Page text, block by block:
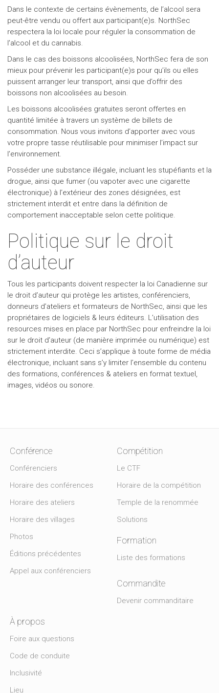
Dans le contexte de certains évènements, de l’alcool sera
peut-être vendu ou offert aux participant(e)s. NorthSec
respectera la loi locale pour réguler la consommation de
l’alcool et du cannabis.
Dans le cas des boissons alcoolisées, NorthSec fera de son
mieux pour prévenir les participant(e)s pour qu’ils ou elles
puissent arranger leur transport, ainsi que d’offrir des
boissons non alcoolisées au besoin.
Les boissons alcoolisées gratuites seront offertes en
quantité limitée à travers un système de billets de
consommation. Nous vous invitons d’apporter avec vous
votre propre tasse réutilisable pour minimiser l’impact sur
l’environnement.
Posséder une substance illégale, incluant les stupéfiants et la
drogue, ainsi que fumer (ou vapoter avec une cigarette
électronique) à l’extérieur des zones désignées, est
strictement interdit et entre dans la définition de
comportement inacceptable selon cette politique.
Politique sur le droit
d’auteur
Tous les participants doivent respecter la loi Canadienne sur
le droit d’auteur qui protège les artistes, conférenciers,
donneurs d’ateliers et formateurs de NorthSec, ainsi que les
propriétaires de logiciels & leurs éditeurs. L’utilisation des
resources mises en place par NorthSec pour enfreindre la loi
sur le droit d’auteur (de manière imprimée ou numérique) est
strictement interdite. Ceci s’applique à toute forme de média
électronique, incluant sans s’y limiter l’ensemble du contenu
des formations, conférences & ateliers en format textuel,
images, vidéos ou sonore.
Conférence
Conférenciers
Horaire des conférences
Horaire des ateliers
Horaire des villages
Photos
Éditions précédentes
Appel aux conférenciers
Compétition
Le CTF
Horaire de la compétition
Temple de la renommée
Solutions
Formation
Liste des formations
Commandite
Devenir commanditaire
À propos
Foire aux questions
Code de conduite
Inclusivité
Lieu